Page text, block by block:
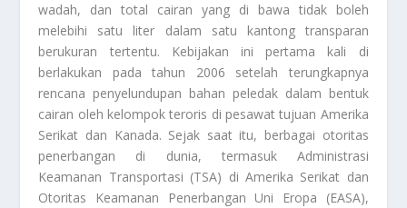
wadah, dan total cairan yang di bawa tidak boleh
melebihi satu liter dalam satu kantong transparan
berukuran tertentu. Kebijakan ini pertama kali di
berlakukan pada tahun 2006 setelah terungkapnya
rencana penyelundupan bahan peledak dalam bentuk
cairan oleh kelompok teroris di pesawat tujuan Amerika
Serikat dan Kanada. Sejak saat itu, berbagai otoritas
penerbangan di dunia, termasuk Administrasi
Keamanan Transportasi (TSA) di Amerika Serikat dan
Otoritas Keamanan Penerbangan Uni Eropa (EASA),